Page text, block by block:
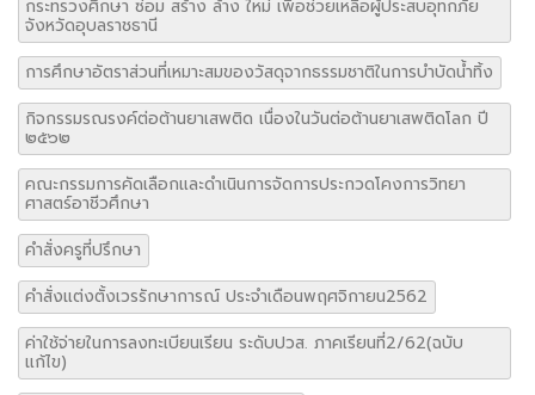
กระทรวงศึกษา ซ่อม สร้าง ล้าง ใหม่ เพื่อช่วยเหลือผู้ประสบอุทกภัย
จังหวัดอุบลราชธานี
การศึกษาอัตราส่วนที่เหมาะสมของวัสดุจากธรรมชาติในการบำบัดน้ำทิ้ง
กิจกรรมรณรงค์ต่อต้านยาเสพติด เนื่องในวันต่อต้านยาเสพติดโลก ปี
๒๕๖๒
คณะกรรมการคัดเลือกและดำเนินการจัดการประกวดโคงการวิทยา
ศาสตร์อาชีวศึกษา
คำสั่งครูที่ปรึกษา
คำสั่งแต่งตั้งเวรรักษาการณ์ ประจำเดือนพฤศจิกายน2562
ค่าใช้จ่ายในการลงทะเบียนเรียน ระดับปวส. ภาคเรียนที่2/62(ฉบับ
แก้ไข)